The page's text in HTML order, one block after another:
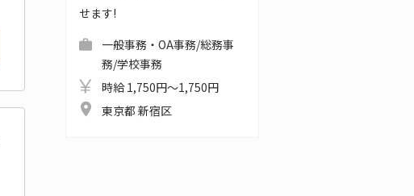
せます!
一般事務・OA事務/総務事
務/学校事務
時給 1,750円～1,750円
東京都 新宿区